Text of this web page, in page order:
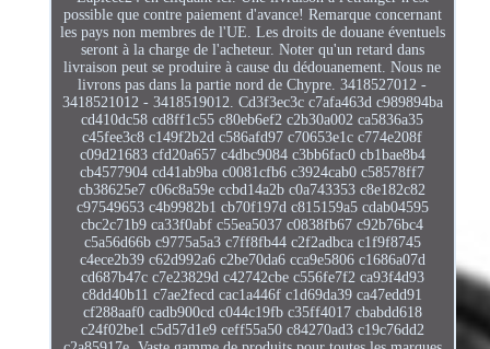
possible que contre paiement d'avance! Remarque concernant
les pays non membres de l'UE. Les droits de douane éventuels
seront à la charge de l'acheteur. Noter qu'un retard dans
livraison peut se produire à cause du dédouanement. Nous ne
livrons pas dans la partie nord de Chypre. 3418527012 -
3418521012 - 3418519012. Cd3f3ec3c c7afa463d c989894ba
cd410dc58 cd8ff1c55 c80eb6ef2 c2b30a002 ca5836a35
c45fee3c8 c149f2b2d c586afd97 c70653e1c c774e208f
c09d21683 cfd20a657 c4dbc9084 c3bb6fac0 cb1bae8b4
cb4577904 cd41ab9ba c0081cfb6 c3924cab0 c58578ff7
cb38625e7 c06c8a59e ccbd14a2b c0a743353 c8e182c82
c97549653 c4b9982b1 cb70f197d c815159a5 cdab04595
cbc2c71b9 ca33f0abf c55ea5037 c0838fb67 c92b76bc4
c5a56d66b c9775a5a3 c7ff8fb44 c2f2adbca c1f9f8745
c4ece2b39 c62d992a6 c2be70da6 cca9e5806 c1686a07d
cd687b47c c7e23829d c42742cbe c556fe7f2 ca93f4d93
c8dd40b11 c7ae2fecd cac1a446f c1d69da39 ca47edd91
cf288aaf0 cadb900cd c044c19fb c35ff4017 cbabdd618
c24f02be1 c5d57d1e9 ceff55a50 c84270ad3 c19c76dd2